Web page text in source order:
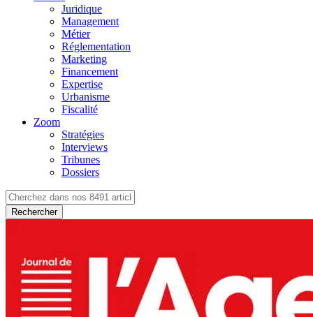
Juridique
Management
Métier
Réglementation
Marketing
Financement
Expertise
Urbanisme
Fiscalité
Zoom
Stratégies
Interviews
Tribunes
Dossiers
Rechercher